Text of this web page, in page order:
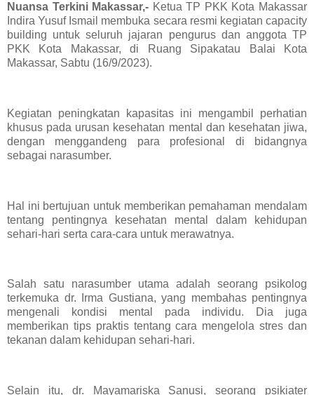
Nuansa Terkini Makassar,- Ketua TP PKK Kota Makassar
Indira Yusuf Ismail membuka secara resmi kegiatan capacity
building untuk seluruh jajaran pengurus dan anggota TP
PKK Kota Makassar, di Ruang Sipakatau Balai Kota
Makassar, Sabtu (16/9/2023).
Kegiatan peningkatan kapasitas ini mengambil perhatian
khusus pada urusan kesehatan mental dan kesehatan jiwa,
dengan menggandeng para profesional di bidangnya
sebagai narasumber.
Hal ini bertujuan untuk memberikan pemahaman mendalam
tentang pentingnya kesehatan mental dalam kehidupan
sehari-hari serta cara-cara untuk merawatnya.
Salah satu narasumber utama adalah seorang psikolog
terkemuka dr. Irma Gustiana, yang membahas pentingnya
mengenali kondisi mental pada individu. Dia juga
memberikan tips praktis tentang cara mengelola stres dan
tekanan dalam kehidupan sehari-hari.
Selain itu, dr. Mayamariska Sanusi, seorang psikiater